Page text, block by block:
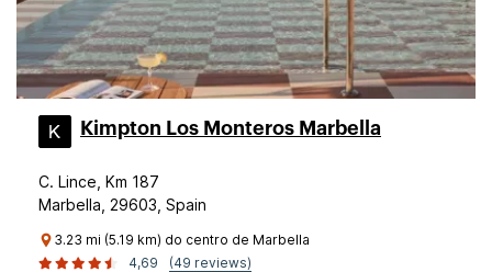
Kimpton Los Monteros Marbella
C. Lince, Km 187
Marbella, 29603, Spain
3.23 mi (5.19 km) do centro de Marbella
4,69
(49 reviews)